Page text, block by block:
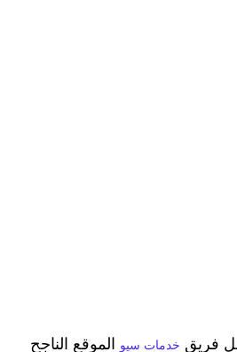
فريق خدمات سيو الموقع الناجح